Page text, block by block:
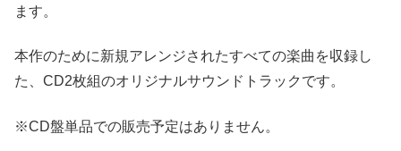
ます。
本作のために新規アレンジされたすべての楽曲を収録し
た、CD2枚組のオリジナルサウンドトラックです。
※CD盤単品での販売予定はありません。